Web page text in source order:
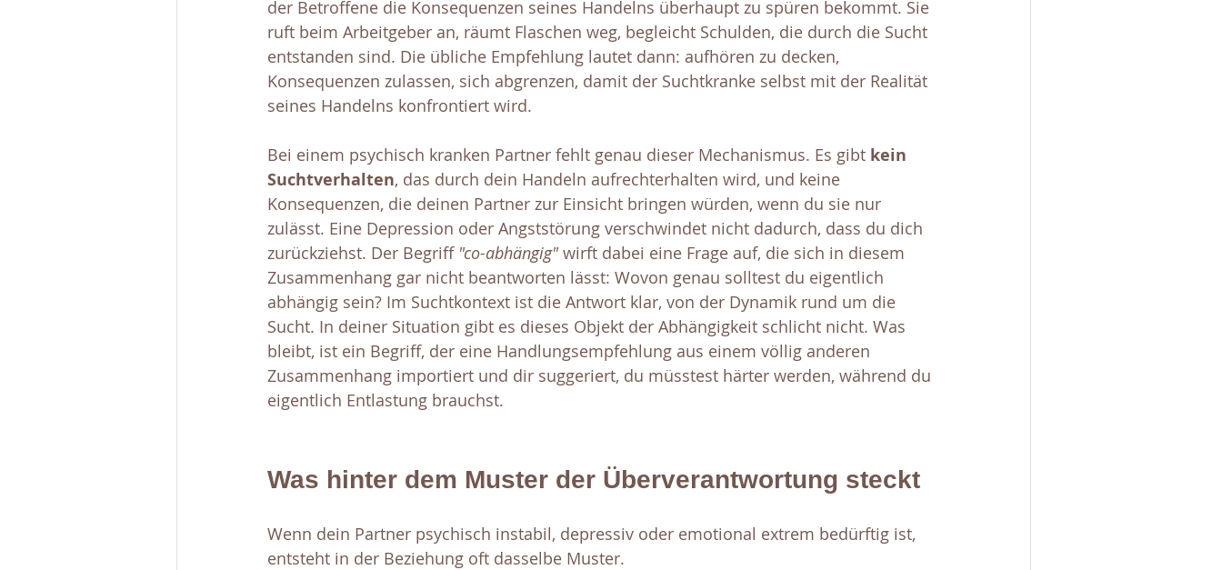
der Betroffene die Konsequenzen seines Handelns überhaupt zu spüren bekommt. Sie
ruft beim Arbeitgeber an, räumt Flaschen weg, begleicht Schulden, die durch die Sucht
entstanden sind. Die übliche Empfehlung lautet dann: aufhören zu decken,
Konsequenzen zulassen, sich abgrenzen, damit der Suchtkranke selbst mit der Realität
seines Handelns konfrontiert wird.
Bei einem psychisch kranken Partner fehlt genau dieser Mechanismus. Es gibt kein
Suchtverhalten, das durch dein Handeln aufrechterhalten wird, und keine
Konsequenzen, die deinen Partner zur Einsicht bringen würden, wenn du sie nur
zulässt. Eine Depression oder Angststörung verschwindet nicht dadurch, dass du dich
zurückziehst. Der Begriff "co-abhängig" wirft dabei eine Frage auf, die sich in diesem
Zusammenhang gar nicht beantworten lässt: Wovon genau solltest du eigentlich
abhängig sein? Im Suchtkontext ist die Antwort klar, von der Dynamik rund um die
Sucht. In deiner Situation gibt es dieses Objekt der Abhängigkeit schlicht nicht. Was
bleibt, ist ein Begriff, der eine Handlungsempfehlung aus einem völlig anderen
Zusammenhang importiert und dir suggeriert, du müsstest härter werden, während du
eigentlich Entlastung brauchst.
Was hinter dem Muster der Überverantwortung steckt
Wenn dein Partner psychisch instabil, depressiv oder emotional extrem bedürftig ist,
entsteht in der Beziehung oft dasselbe Muster.